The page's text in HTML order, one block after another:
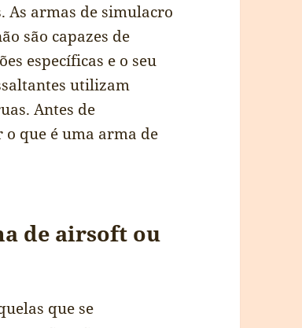
As armas de simulacro
são capazes de
específicas e o seu
utilizam
Antes de
que é uma arma de
de airsoft ou
que se